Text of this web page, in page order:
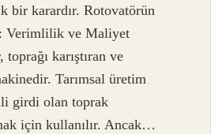
bir karardır. Rotovatörün
Verimlilik ve Maliyet
karıştıran ve
Tarımsal üretim
girdi olan toprak
için kullanılır. Ancak…